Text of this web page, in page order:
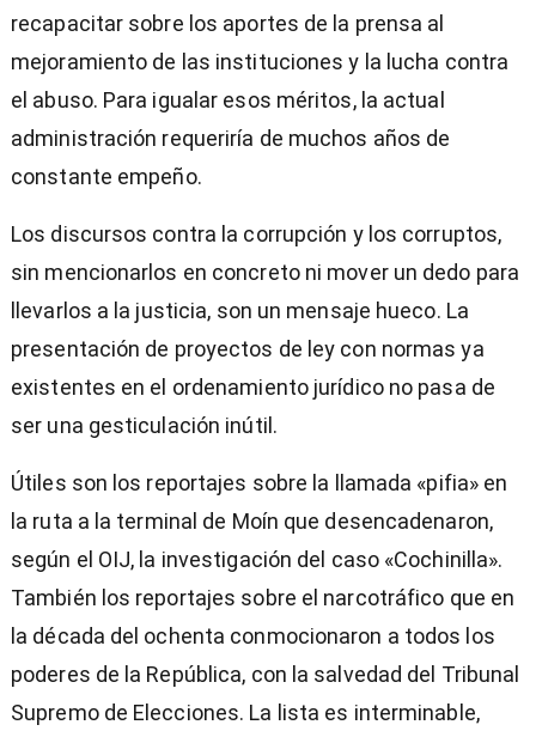
recapacitar sobre los aportes de la prensa al
mejoramiento de las instituciones y la lucha contra
el abuso. Para igualar esos méritos, la actual
administración requeriría de muchos años de
constante empeño.
Los discursos contra la corrupción y los corruptos,
sin mencionarlos en concreto ni mover un dedo para
llevarlos a la justicia, son un mensaje hueco. La
presentación de proyectos de ley con normas ya
existentes en el ordenamiento jurídico no pasa de
ser una gesticulación inútil.
Útiles son los reportajes sobre la llamada «pifia» en
la ruta a la terminal de Moín que desencadenaron,
según el OIJ, la investigación del caso «Cochinilla».
También los reportajes sobre el narcotráfico que en
la década del ochenta conmocionaron a todos los
poderes de la República, con la salvedad del Tribunal
Supremo de Elecciones. La lista es interminable,